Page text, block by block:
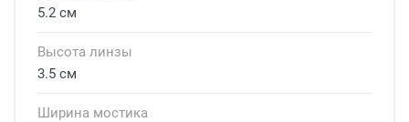
5.2 см
Высота линзы
3.5 см
Ширина мостика